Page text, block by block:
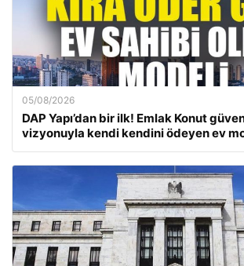
05/08/2026
DAP Yapı’dan bir ilk! Emlak Konut
vizyonuyla kendi kendini ödeyen ev